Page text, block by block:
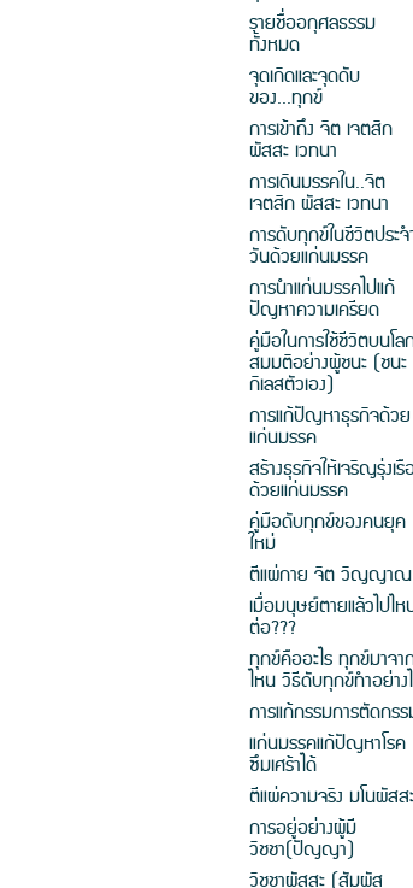
รายชื่ออกุศลธรรม
ทั้งหมด
จุดเกิดและจุดดับ
ของ...ทุกข์
การเข้าถึง จิต เจตสิก
ผัสสะ เวทนา
การเดินมรรคใน..จิต
เจตสิก ผัสสะ เวทนา
การดับทุกข์ในชีวิตประจ
วันด้วยแก่นมรรค
การนำแก่นมรรคไปแก้
ปัญหาความเครียด
คู่มือในการใช้ชีวิตบนโล
สมมติอย่างผู้ชนะ (ชนะ
กิเลสตัวเอง)
การแก้ปัญหาธุรกิจด้วย
แก่นมรรค
สร้างธุรกิจให้เจริญรุ่งเรื
ด้วยแก่นมรรค
คู่มือดับทุกข์ของคนยุค
ใหม่
ตีแผ่กาย จิต วิญญาณ
เมื่อมนุษย์ตายแล้วไปไห
ต่อ???
ทุกข์คืออะไร ทุกข์มาจา
ไหน วิธีดับทุกข์ทำอย่าง
การแก้กรรมการตัดกร
แก่นมรรคแก้ปัญหาโรค
ซึมเศร้าได้
ตีแผ่ความจริง มโนผัสส
การอยู่อย่างผู้มี
วิชชา(ปัญญา)
วิชชาผัสสะ (สัมผัส